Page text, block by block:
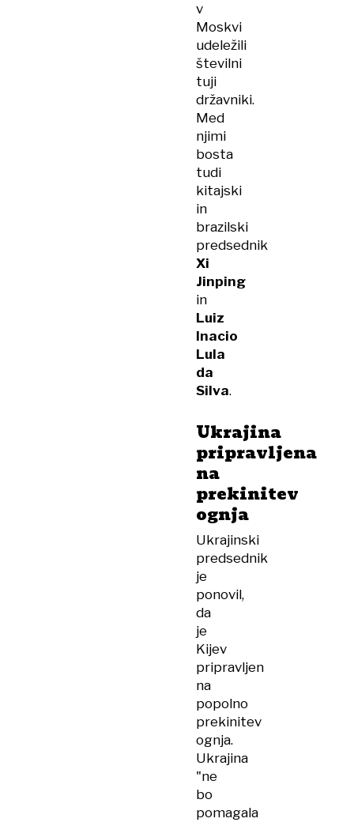
v
Moskvi
udeležili
številni
tuji
državniki.
Med
njimi
bosta
tudi
kitajski
in
brazilski
predsednik
Xi
Jinping
in
Luiz
Inacio
Lula
da
Silva.
Ukrajina
pripravljena
na
prekinitev
ognja
Ukrajinski
predsednik
je
ponovil,
da
je
Kijev
pripravljen
na
popolno
prekinitev
ognja.
Ukrajina
"ne
bo
pomagala